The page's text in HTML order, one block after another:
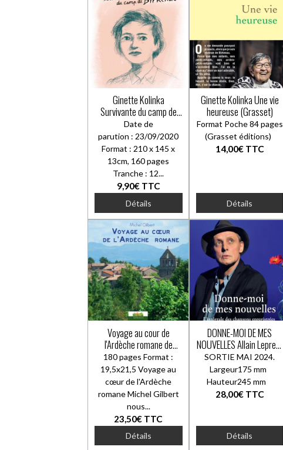
Ginette Kolinka
Survivante du camp de
Birkenau
Date de
parution : 23/09/2020
Format : 210 x 145 x
13cm, 160 pages
Tranche : 12...
9,90€ TTC
Détails
Ginette Kolinka Une vie
heureuse (Grasset)
Format Poche 84 pages
(Grasset éditions)
14,00€ TTC
Détails
Voyage au cour de
l'Ardèche romane de
Michel Gilbert
180 pages Format :
19,5x21,5 Voyage au
cœur de l'Ardèche
romane Michel Gilbert
nous...
23,50€ TTC
Détails
DONNE-MOI DE MES
NOUVELLES Allain Leprest
: L'INTEGRALE DES
CHANSONS
ENREGISTREES
SORTIE MAI 2024.
Largeur175 mm
Hauteur245 mm
28,00€ TTC
Détails